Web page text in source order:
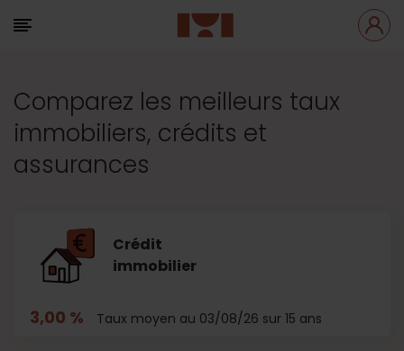
Comparez les meilleurs taux
immobiliers, crédits et
assurances
Crédit
immobilier
3,00 % Taux moyen au 03/08/26 sur 15 ans